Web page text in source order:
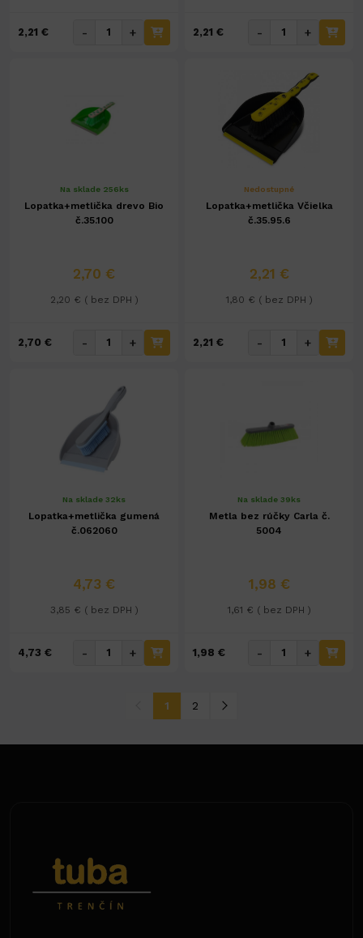
2,21 € - + 2,21 € - +
Na sklade 256ks
Lopatka+metlička drevo Bio
č.35.100
2,70 €
2,20 € ( bez DPH )
2,70 € - +
Nedostupné
Lopatka+metlička Včielka
č.35.95.6
2,21 €
1,80 € ( bez DPH )
2,21 € - +
Na sklade 32ks
Lopatka+metlička gumená
č.062060
4,73 €
3,85 € ( bez DPH )
4,73 € - +
Na sklade 39ks
Metla bez rúčky Carla č.
5004
1,98 €
1,61 € ( bez DPH )
1,98 € - +
1 2